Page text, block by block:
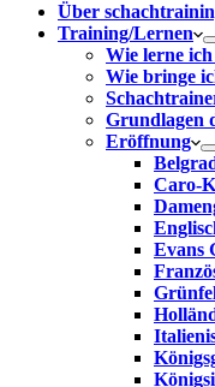
Über
Training/Lernen
Wie lerne ich
Wie bringe
Grundlagen
Eröffnung
Caro-
Evans